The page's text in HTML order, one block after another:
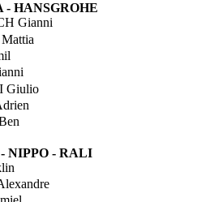
- HANSGROHE
Gianni
Giulio
NIPPO - RALI